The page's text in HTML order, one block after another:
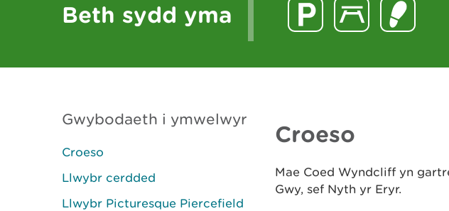
Beth sydd yma
Gwybodaeth i ymwelwyr
Croeso
Llwybr cerdded
Llwybr Picturesque Piercefield
Croeso
Mae Coed Wyndcliff yn
Gwy, sef Nyth yr Eryr.